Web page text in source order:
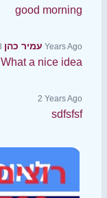
good morning
עמיר כהן 3 Years Ago
What a nice idea
2 Years Ago
sdfsfsf